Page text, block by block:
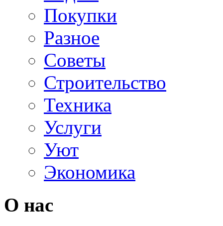
Покупки
Разное
Советы
Строительство
Техника
Услуги
Уют
Экономика
О нас